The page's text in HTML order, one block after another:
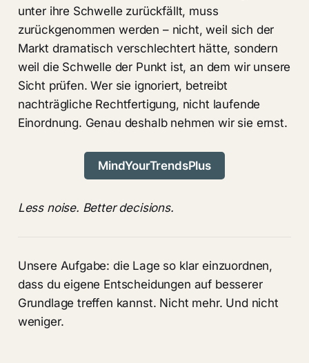
unter ihre Schwelle zurückfällt, muss
zurückgenommen werden – nicht, weil sich der
Markt dramatisch verschlechtert hätte, sondern
weil die Schwelle der Punkt ist, an dem wir unsere
Sicht prüfen. Wer sie ignoriert, betreibt
nachträgliche Rechtfertigung, nicht laufende
Einordnung. Genau deshalb nehmen wir sie ernst.
MindYourTrendsPlus
Less noise. Better decisions.
Unsere Aufgabe: die Lage so klar einzuordnen,
dass du eigene Entscheidungen auf besserer
Grundlage treffen kannst. Nicht mehr. Und nicht
weniger.